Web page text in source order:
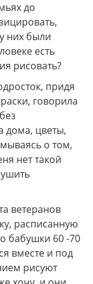
до
них были
есть
рисовать?
придя
говорила
дома, цветы,
о том,
нет такой
ветеранов
расписанную
бабушки 60 -70
вместе и под
рисуют